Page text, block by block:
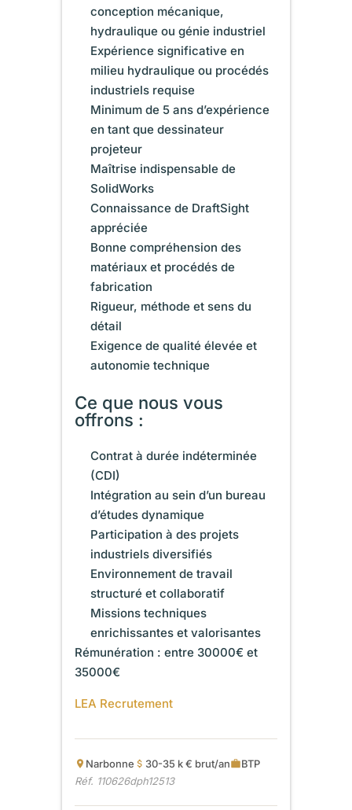
conception mécanique,
hydraulique ou génie industriel
Expérience significative en
milieu hydraulique ou procédés
industriels requise
Minimum de 5 ans d’expérience
en tant que dessinateur
projeteur
Maîtrise indispensable de
SolidWorks
Connaissance de DraftSight
appréciée
Bonne compréhension des
matériaux et procédés de
fabrication
Rigueur, méthode et sens du
détail
Exigence de qualité élevée et
autonomie technique
Ce que nous vous
offrons :
Contrat à durée indéterminée
(CDI)
Intégration au sein d’un bureau
d’études dynamique
Participation à des projets
industriels diversifiés
Environnement de travail
structuré et collaboratif
Missions techniques
enrichissantes et valorisantes
Rémunération : entre 30000€ et
35000€
LEA Recrutement
Narbonne 30-35 k € brut/an
BTP
Réf. 110626dph12513